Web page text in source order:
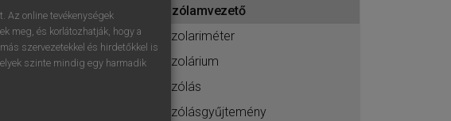
elindításához
ésbelépek.
szólamvezető
szolariméter
szolárium
szólás
szólásgyűjtemény
Az online tevékenységek
meg, és korlátozhatják, hogy a
szervezetekkel és hirdetőkkel is
szinte mindig egy harmadik